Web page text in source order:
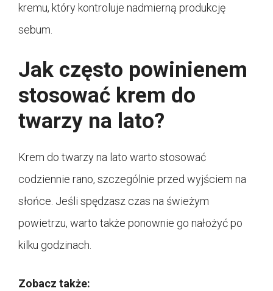
kremu, który kontroluje nadmierną produkcję
sebum.
Jak często powinienem
stosować krem do
twarzy na lato?
Krem do twarzy na lato warto stosować
codziennie rano, szczególnie przed wyjściem na
słońce. Jeśli spędzasz czas na świeżym
powietrzu, warto także ponownie go nałożyć po
kilku godzinach.
Zobacz także: